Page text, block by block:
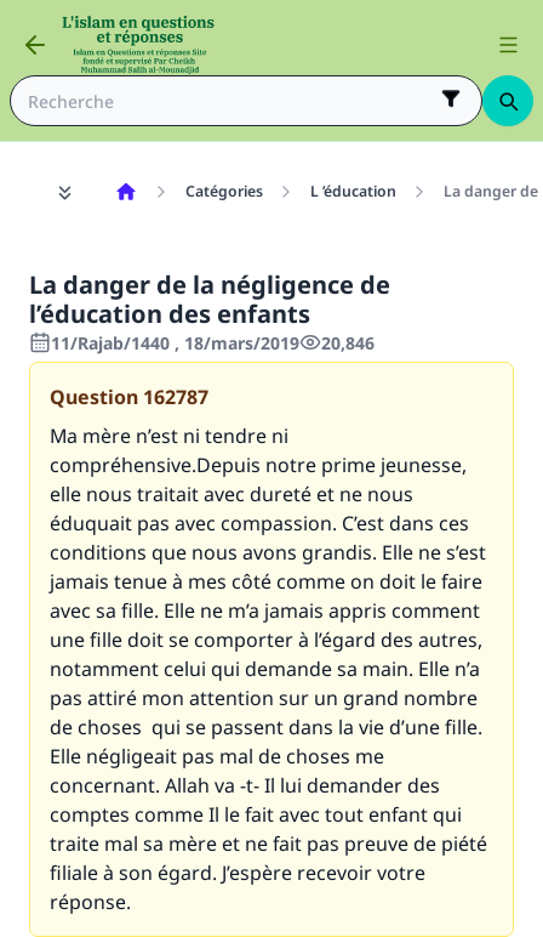
Catégories L ’éducation La danger de
La danger de la négligence de
l’éducation des enfants
11/Rajab/1440 , 18/mars/2019 20,846
Question 162787
Ma mère n’est ni tendre ni
compréhensive.Depuis notre prime jeunesse,
elle nous traitait avec dureté et ne nous
éduquait pas avec compassion. C’est dans ces
conditions que nous avons grandis. Elle ne s’est
jamais tenue à mes côté comme on doit le faire
avec sa fille. Elle ne m’a jamais appris comment
une fille doit se comporter à l’égard des autres,
notamment celui qui demande sa main. Elle n’a
pas attiré mon attention sur un grand nombre
de choses qui se passent dans la vie d’une fille.
Elle négligeait pas mal de choses me
concernant. Allah va -t- Il lui demander des
comptes comme Il le fait avec tout enfant qui
traite mal sa mère et ne fait pas preuve de piété
filiale à son égard. J’espère recevoir votre
réponse.